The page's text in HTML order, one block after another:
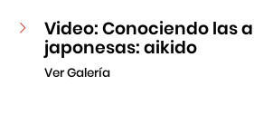
Video: Conociendo las
japonesas: aikido
Ver Galería